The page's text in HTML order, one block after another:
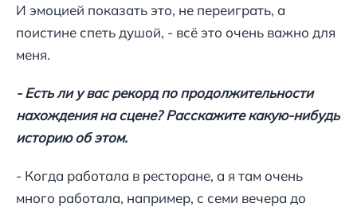
И эмоцией показать это, не переиграть, а
поистине спеть душой, - всё это очень важно для
меня.
- Есть ли у вас рекорд по продолжительности
нахождения на сцене? Расскажите какую-нибудь
историю об этом.
- Когда работала в ресторане, а я там очень
много работала, например, с семи вечера до